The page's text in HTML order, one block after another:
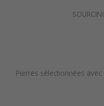
Pierres sélectionnées